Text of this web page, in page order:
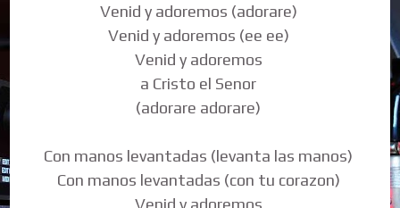
Venid y adoremos (adorare)
Venid y adoremos (ee ee)
Venid y adoremos
a Cristo el Senor
(adorare adorare)
Con manos levantadas (levanta las manos)
Con manos levantadas (con tu corazon)
Venid y adoremos